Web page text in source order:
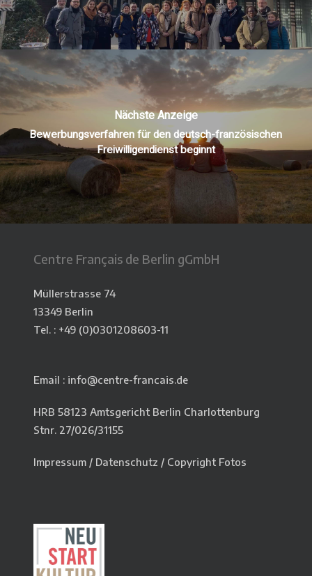
Nächste Anzeige
Bewerbungsverfahren für den deutsch-französischen
Freiwilligendienst beginnt
Centre Français de Berlin gGmbH
Müllerstrasse 74
13349 Berlin
Tel. : +49 (0)0301208603-11
Email : info@centre-francais.de
HRB 58123 Amtsgericht Berlin Charlottenburg
Stnr. 27/026/31155
Impressum / Datenschutz / Copyright Fotos